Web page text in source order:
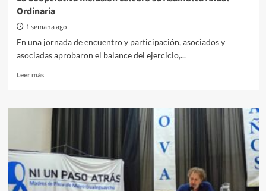
Ordinaria
1 semana ago
En una jornada de encuentro y participación, asociados y
asociadas aprobaron el balance del ejercicio,...
Leer másRead
La
Cooperativa
su
Asamblea
Anual
Ordinaria